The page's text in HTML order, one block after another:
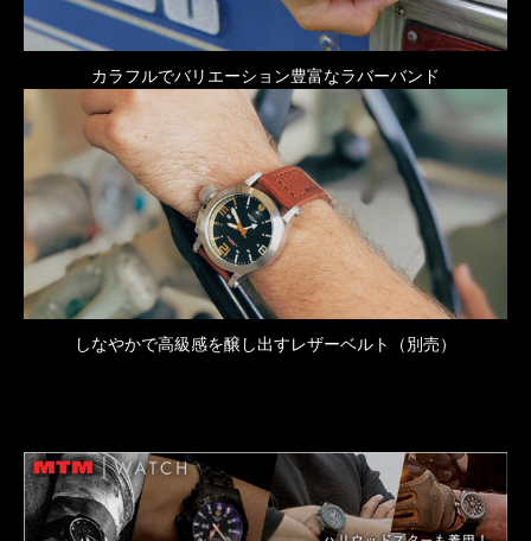
カラフルでバリエーション豊富なラバーバンド
しなやかで高級感を醸し出すレザーベルト（別売）